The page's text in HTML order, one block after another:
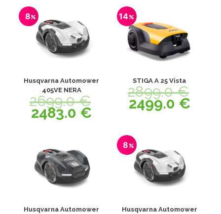
8
Husqvarna Automower
405VE NERA
2699.0€
2483.0 €
14
STIGA A 25 Vista
2899.0€
2499.0 €
Husqvarna Automower
8
Husqvarna Automower